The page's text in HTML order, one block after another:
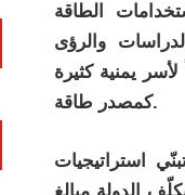
الطاقة
والرؤى
يمنية كثيرة
كمصدر طاقة.
استراتيجيات